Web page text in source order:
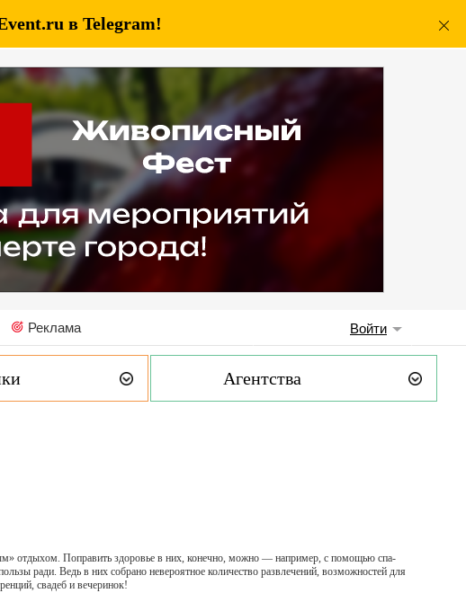
в Telegram!
Реклама Войти
Агентства
отдыхом. Поправить здоровье в них, конечно, можно — например, с помощью спа-
ради. Ведь в них собрано невероятное количество развлечений, возможностей для
свадеб и вечеринок!